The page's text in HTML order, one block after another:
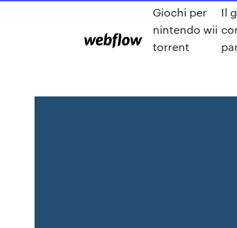
Giochi per
nintendo wii
torrent
Il